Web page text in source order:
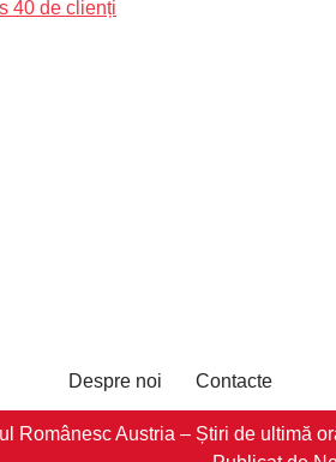
40 de clienți
Despre noi Contacte
Românesc Austria – Știri de ultimă